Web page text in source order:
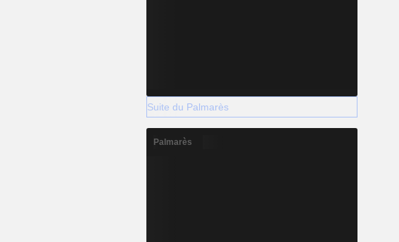
Suite du Palmarès
Palmarès